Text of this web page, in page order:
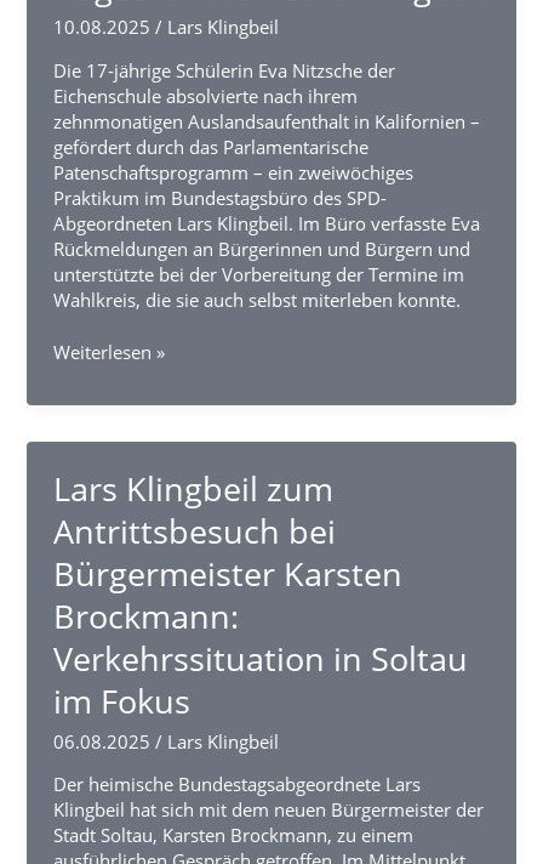
Parlamentarischen
Programms
teil
10.08.2025/ Lars Klingbeil
Die 17-jährige Schülerin Eva Nitzsche der
Eichenschule absolvierte nach ihrem
zehnmonatigen Auslandsaufenthalt in Kalifornien –
gefördert durch das Parlamentarische
Patenschaftsprogramm – ein zweiwöchiges
Praktikum im Bundestagsbüro des SPD-
Abgeordneten Lars Klingbeil. Im Büro verfasste Eva
Rückmeldungen an Bürgerinnen und Bürgern und
unterstützte bei der Vorbereitung der Termine im
Wahlkreis, die sie auch selbst miterleben konnte.
Praktikum
Bundestagsbüro
Abgeordneten
Lars
Klingbeil
Weiterlesen »
Lars Klingbeil zum
Antrittsbesuch bei
Bürgermeister Karsten
Brockmann:
Verkehrssituation in Soltau
im Fokus
06.08.2025/ Lars Klingbeil
Der heimische Bundestagsabgeordnete Lars
Klingbeil hat sich mit dem neuen Bürgermeister der
Stadt Soltau, Karsten Brockmann, zu einem